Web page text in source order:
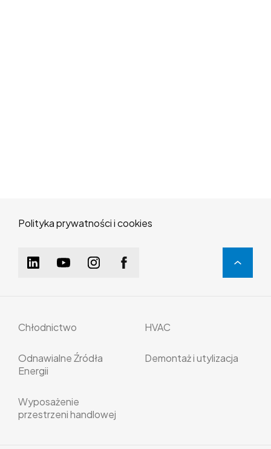
Polityka prywatności i cookies
Chłodnictwo HVAC
Odnawialne Źródła
Energii
Demontaż i utylizacja
Wyposażenie
przestrzeni handlowej